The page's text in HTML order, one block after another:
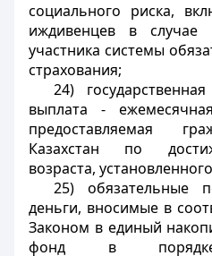
социального риска,
иждивенцев в
участника системы
страхования;
24)
выплата -
предоставляемая
Казахстан по
возраста,
25) обязательные
деньги, вносимые в
Законом в единый
фонд в порядке,